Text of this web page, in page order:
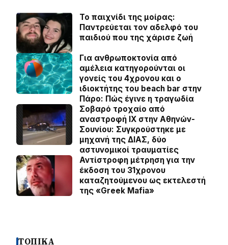
Το παιχνίδι της μοίρας:
Παντρεύεται τον αδελφό του
παιδιού που της χάρισε ζωή
Για ανθρωποκτονία από
αμέλεια κατηγορούνται οι
γονείς του 4χρονου και ο
ιδιοκτήτης του beach bar στην
Πάρο: Πώς έγινε η τραγωδία
Σοβαρό τροχαίο από
αναστροφή ΙΧ στην Αθηνών-
Σουνίου: Συγκρούστηκε με
μηχανή της ΔΙΑΣ, δύο
αστυνομικοί τραυματίες
Αντίστροφη μέτρηση για την
έκδοση του 31χρονου
καταζητούμενου ως εκτελεστή
της «Greek Mafia»
ΤΟΠΙΚΑ